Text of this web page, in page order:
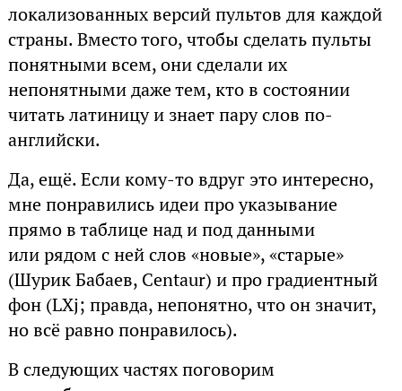
локализованных версий пультов для каждой
страны. Вместо того, чтобы сделать пульты
понятными всем, они сделали их
непонятными даже тем, кто в состоянии
читать латиницу и знает пару слов по-
английски.
Да, ещё. Если кому-то вдруг это интересно,
мне понравились идеи про указывание
прямо в таблице над и под данными
или рядом с ней слов «новые», «старые»
(Шурик Бабаев, Centaur) и про градиентный
фон (LXj; правда, непонятно, что он значит,
но всё равно понравилось).
В следующих частях поговорим